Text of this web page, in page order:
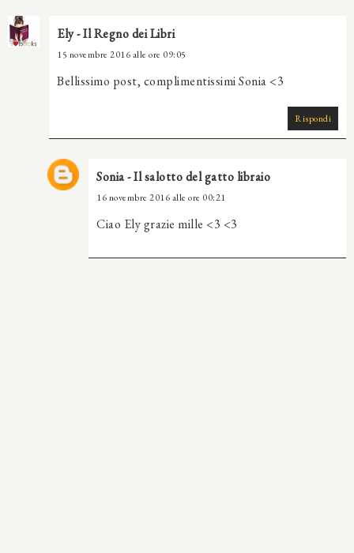
Ely - Il Regno dei Libri
15 novembre 2016 alle ore 09:05
Bellissimo post, complimentissimi Sonia <3
Rispondi
Sonia - Il salotto del gatto libraio
16 novembre 2016 alle ore 00:21
Ciao Ely grazie mille <3 <3